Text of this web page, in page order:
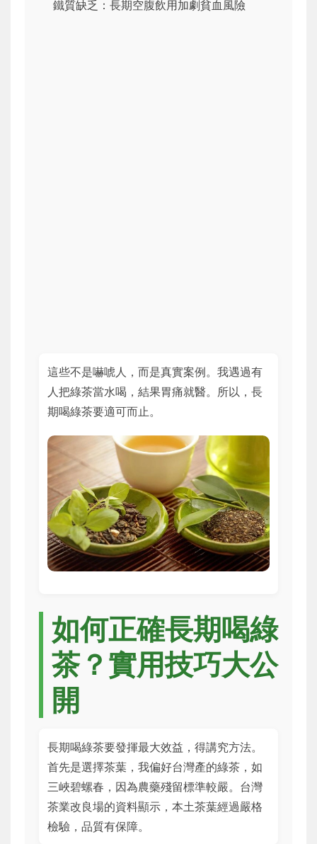
鐵質缺乏：長期空腹飲用加劇貧血風險
這些不是嚇唬人，而是真實案例。我遇過有
人把綠茶當水喝，結果胃痛就醫。所以，長
期喝綠茶要適可而止。
如何正確長期喝綠
茶？實用技巧大公
開
長期喝綠茶要發揮最大效益，得講究方法。
首先是選擇茶葉，我偏好台灣產的綠茶，如
三峽碧螺春，因為農藥殘留標準較嚴。台灣
茶業改良場的資料顯示，本土茶葉經過嚴格
檢驗，品質有保障。